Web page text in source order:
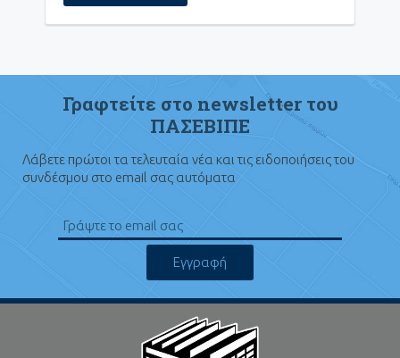
Γραφτείτε στο newsletter του
ΠΑΣΕΒΙΠΕ
Λάβετε πρώτοι τα τελευταία νέα και τις ειδοποιήσεις του
συνδέσμου στο email σας αυτόματα